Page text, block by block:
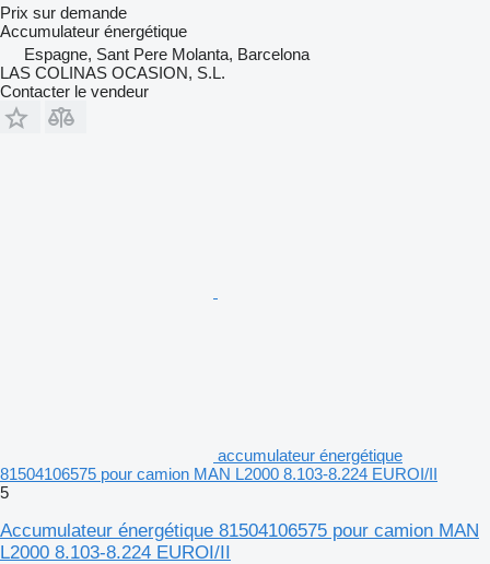
Prix sur demande
Accumulateur énergétique
Espagne, Sant Pere Molanta, Barcelona
LAS COLINAS OCASION, S.L.
Contacter le vendeur
accumulateur énergétique
81504106575 pour camion MAN L2000 8.103-8.224 EUROI/II
5
Accumulateur énergétique 81504106575 pour camion MAN
L2000 8.103-8.224 EUROI/II